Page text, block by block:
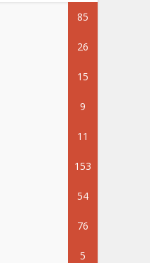
85
26
15
9
11
153
54
76
5